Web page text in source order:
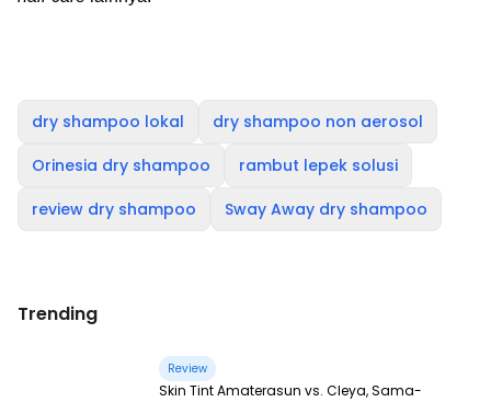
dry shampoo lokal
dry shampoo non aerosol
Orinesia dry shampoo
rambut lepek solusi
review dry shampoo
Sway Away dry shampoo
Trending
Review
Skin Tint Amaterasun vs. Cleya, Sama-